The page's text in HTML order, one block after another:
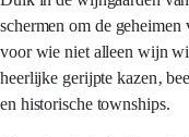
schermen om de
voor wie niet alleen wijn
heerlijke gerijpte kazen‚
en historische townships.